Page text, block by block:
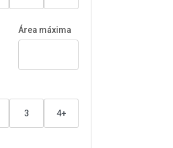
Área máxima
3 4+